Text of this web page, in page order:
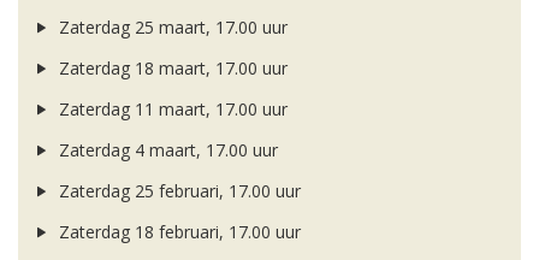
Zaterdag 25 maart, 17.00 uur
Zaterdag 18 maart, 17.00 uur
Zaterdag 11 maart, 17.00 uur
Zaterdag 4 maart, 17.00 uur
Zaterdag 25 februari, 17.00 uur
Zaterdag 18 februari, 17.00 uur